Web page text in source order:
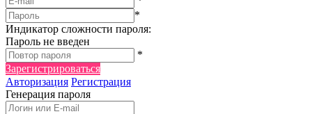
*
Индикатор сложности пароля:
Пароль не введен
*
Зарегистрироваться
Авторизация Регистрация
Генерация пароля